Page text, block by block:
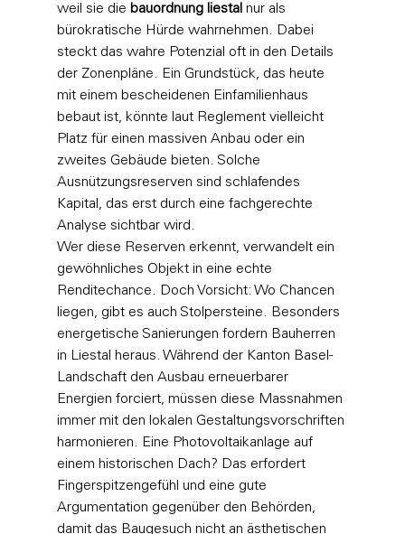
weil sie die bauordnung liestal nur als
bürokratische Hürde wahrnehmen. Dabei
steckt das wahre Potenzial oft in den Details
der Zonenpläne. Ein Grundstück, das heute
mit einem bescheidenen Einfamilienhaus
bebaut ist, könnte laut Reglement vielleicht
Platz für einen massiven Anbau oder ein
zweites Gebäude bieten. Solche
Ausnützungsreserven sind schlafendes
Kapital, das erst durch eine fachgerechte
Analyse sichtbar wird.
Wer diese Reserven erkennt, verwandelt ein
gewöhnliches Objekt in eine echte
Renditechance. Doch Vorsicht: Wo Chancen
liegen, gibt es auch Stolpersteine. Besonders
energetische Sanierungen fordern Bauherren
in Liestal heraus. Während der Kanton Basel-
Landschaft den Ausbau erneuerbarer
Energien forciert, müssen diese Massnahmen
immer mit den lokalen Gestaltungsvorschriften
harmonieren. Eine Photovoltaikanlage auf
einem historischen Dach? Das erfordert
Fingerspitzengefühl und eine gute
Argumentation gegenüber den Behörden,
damit das Baugesuch nicht an ästhetischen